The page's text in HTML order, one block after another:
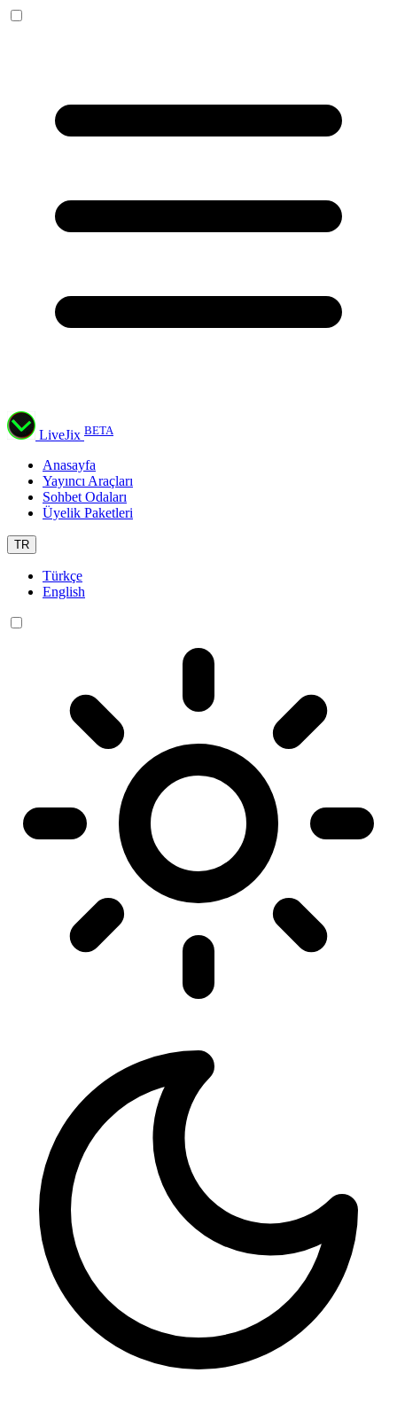
LiveJix BETA
Anasayfa
Yayıncı Araçları
Sohbet Odaları
Üyelik Paketleri
TR
Türkçe
English